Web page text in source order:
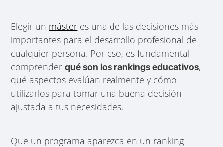
Elegir un máster es una de las decisiones más
importantes para el desarrollo profesional de
cualquier persona. Por eso, es fundamental
comprenderqué son los rankings educativos,
qué aspectos evalúan realmente y cómo
utilizarlos para tomar una buena decisión
ajustada a tus necesidades.
Que un programa aparezca en un ranking